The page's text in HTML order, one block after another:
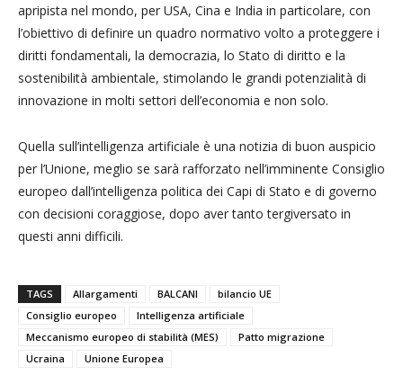
apripista nel mondo, per USA, Cina e India in particolare, con
l’obiettivo di definire un quadro normativo volto a proteggere i
diritti fondamentali, la democrazia, lo Stato di diritto e la
sostenibilità ambientale, stimolando le grandi potenzialità di
innovazione in molti settori dell’economia e non solo.
Quella sull’intelligenza artificiale è una notizia di buon auspicio
per l’Unione, meglio se sarà rafforzato nell’imminente Consiglio
europeo dall’intelligenza politica dei Capi di Stato e di governo
con decisioni coraggiose, dopo aver tanto tergiversato in
questi anni difficili.
TAGS Allargamenti BALCANI
bilancio UE
Consiglio europeo
Intelligenza artificiale
Meccanismo europeo di stabilità (MES)
Patto migrazione
Ucraina
Unione Europea